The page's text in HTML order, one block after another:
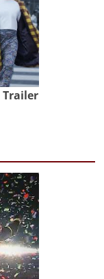
Trailer